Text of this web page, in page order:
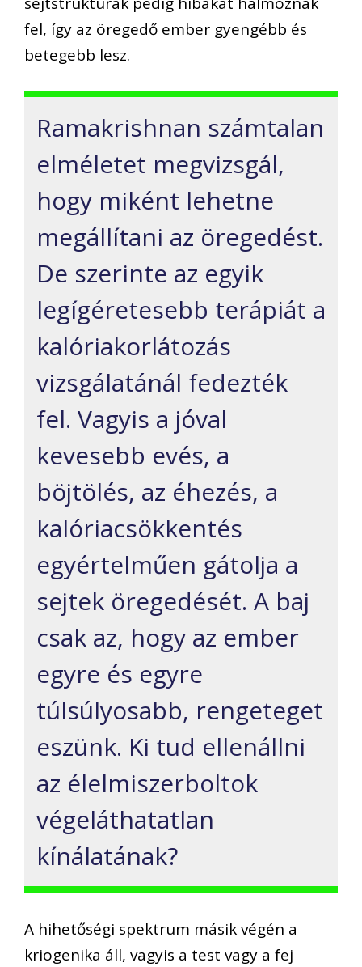
fel, így az öregedő ember gyengébb és
betegebb lesz.
Ramakrishnan számtalan
elméletet megvizsgál,
hogy miként lehetne
megállítani az öregedést.
De szerinte az egyik
legígéretesebb terápiát a
kalóriakorlátozás
vizsgálatánál fedezték
fel. Vagyis a jóval
kevesebb evés, a
böjtölés, az éhezés, a
kalóriacsökkentés
egyértelműen gátolja a
sejtek öregedését. A baj
csak az, hogy az ember
egyre és egyre
túlsúlyosabb, rengeteget
eszünk. Ki tud ellenállni
az élelmiszerboltok
végeláthatatlan
kínálatának?
A hihetőségi spektrum másik végén a
kriogenika áll, vagyis a test vagy a fej